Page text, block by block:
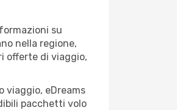
su
nella regione,
offerte di viaggio,
viaggio, eDreams
pacchetti volo